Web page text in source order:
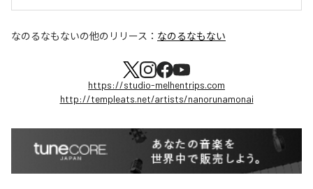
なのるなもないの他のリリース： なのるなもない
https://studio-melhentrips.com
http://templeats.net/artists/nanorunamonai